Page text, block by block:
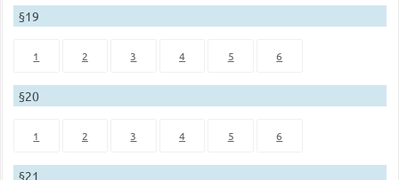
§19
1 2 3 4 5 6
§20
1 2 3 4 5 6
§21